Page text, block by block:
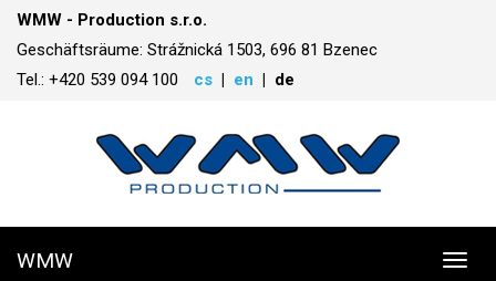
WMW - Production s.r.o.
Geschäftsräume: Strážnická 1503, 696 81 Bzenec
Tel.: +420 539 094 100
cs en de
WMW